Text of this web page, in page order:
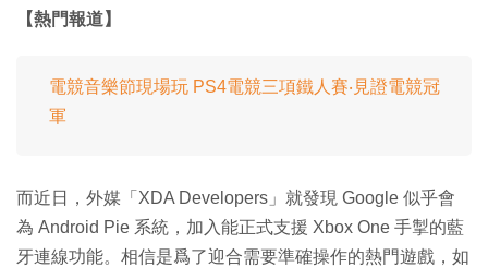
【熱門報道】
電競音樂節現場玩 PS4電競三項鐵人賽‧見證電競冠
軍
而近日，外媒「XDA Developers」就發現 Google 似乎會
為 Android Pie 系統，加入能正式支援 Xbox One 手掣的藍
牙連線功能。相信是爲了迎合需要準確操作的熱門遊戲，如